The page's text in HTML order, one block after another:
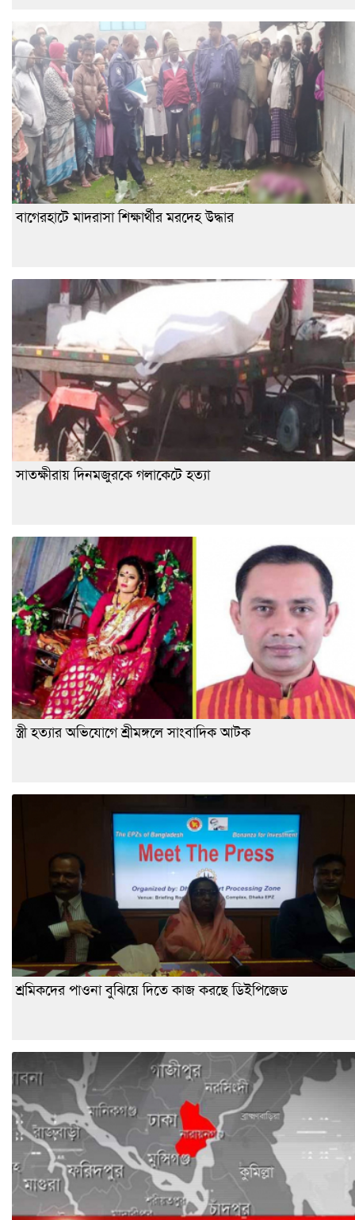
বাগেরহাটে মাদরাসা শিক্ষার্থীর মরদেহ উদ্ধার
সাতক্ষীরায় দিনমজুরকে গলাকেটে হত্যা
স্ত্রী হত্যার অভিযোগে শ্রীমঙ্গলে সাংবাদিক আটক
শ্রমিকদের পাওনা বুঝিয়ে দিতে কাজ করছে ডিইপিজেড